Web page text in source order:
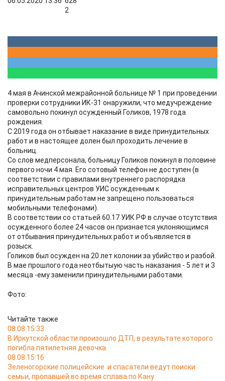
2
4 мая в Ачинской межрайонной больнице № 1 при проведении
проверки сотрудники ИК-31 онаружили, что медучреждение
самовольно покинул осужденный Голиков, 1978 года
рождения.
С 2019 года он отбывает наказание в виде принудительных
работ и в настоящее долен был проходить лечение в
больниц.
Со слов медперсонала, больницу Голиков покинул в половине
первого ночи 4 мая. Его сотовый телефон не доступен (в
соответствии с правилами внутреннего распорядка
исправительных центров УИС осужденным к
принудительным работам не запрещено пользоваться
мобильными телефонами).
В соответствии со статьей 60.17 УИК РФ в случае отсутствия
осужденного более 24 часов он признается уклоняющимся
от отбывания принудительных работ и объявляется в
розыск.
Голиков был осужден на 20 лет колонии за убийство и разбой.
В мае прошлого года неотбытыую часть наказания - 5 лет и 3
месяца -ему заменили принудительными работами.
Фото:
Читайте также
08.08 15:33
В Иркутской области произошло ДТП, в результате которого
погибла пятилетняя девочка
08.08 15:16
Зеленогорские полицейские и спасатели ведут поиски
семьи, пропавшей во время сплава по Кану